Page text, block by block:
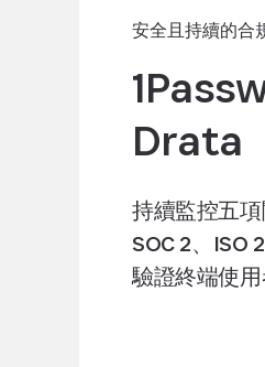
安全且持續的合
Drata
持續監控五
SOC 2、ISO
驗證終端使用